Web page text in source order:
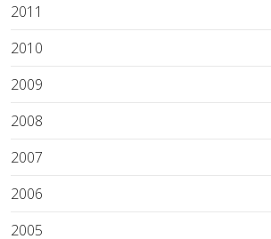
2011
2010
2009
2008
2007
2006
2005